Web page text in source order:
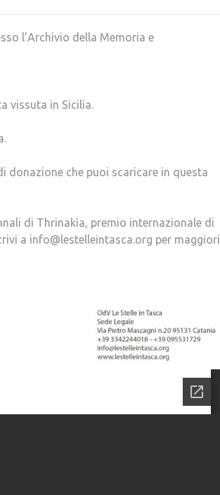
l’Archivio della Memoria e
vissuta in Sicilia.
che puoi scaricare in questa
di Thrinakìa, premio internazionale di
a info@lestelleintasca.org per maggiori